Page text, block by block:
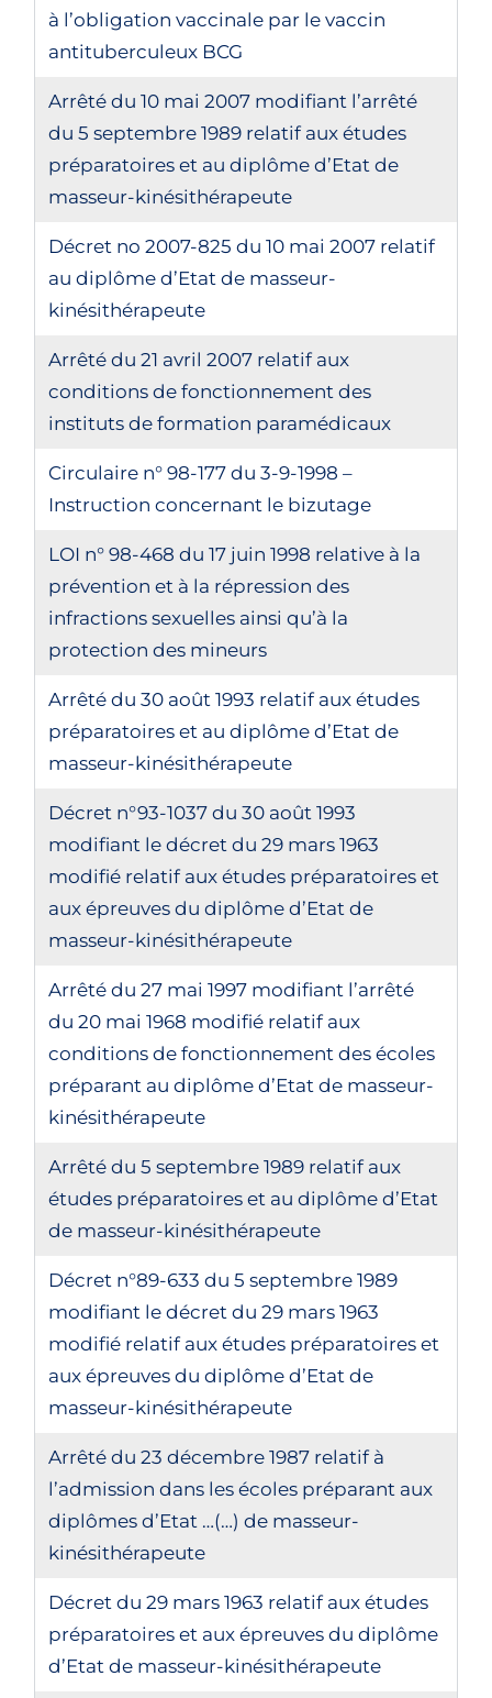
à l’obligation vaccinale par le vaccin
antituberculeux BCG
Arrêté du 10 mai 2007 modifiant l’arrêté
du 5 septembre 1989 relatif aux études
préparatoires et au diplôme d’Etat de
masseur-kinésithérapeute
Décret no 2007-825 du 10 mai 2007 relatif
au diplôme d’Etat de masseur-
kinésithérapeute
Arrêté du 21 avril 2007 relatif aux
conditions de fonctionnement des
instituts de formation paramédicaux
Circulaire n° 98-177 du 3-9-1998 –
Instruction concernant le bizutage
LOI n° 98-468 du 17 juin 1998 relative à la
prévention et à la répression des
infractions sexuelles ainsi qu’à la
protection des mineurs
Arrêté du 30 août 1993 relatif aux études
préparatoires et au diplôme d’Etat de
masseur-kinésithérapeute
Décret n°93-1037 du 30 août 1993
modifiant le décret du 29 mars 1963
modifié relatif aux études préparatoires et
aux épreuves du diplôme d’Etat de
masseur-kinésithérapeute
Arrêté du 27 mai 1997 modifiant l’arrêté
du 20 mai 1968 modifié relatif aux
conditions de fonctionnement des écoles
préparant au diplôme d’Etat de masseur-
kinésithérapeute
Arrêté du 5 septembre 1989 relatif aux
études préparatoires et au diplôme d’Etat
de masseur-kinésithérapeute
Décret n°89-633 du 5 septembre 1989
modifiant le décret du 29 mars 1963
modifié relatif aux études préparatoires et
aux épreuves du diplôme d’Etat de
masseur-kinésithérapeute
Arrêté du 23 décembre 1987 relatif à
l’admission dans les écoles préparant aux
diplômes d’Etat …(…) de masseur-
kinésithérapeute
Décret du 29 mars 1963 relatif aux études
préparatoires et aux épreuves du diplôme
d’Etat de masseur-kinésithérapeute